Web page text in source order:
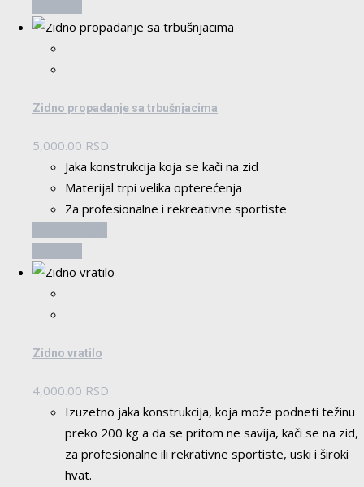
Zidno propadanje sa trbušnjacima
5,000.00 RSD
Jaka konstrukcija koja se kači na zid
Materijal trpi velika opterećenja
Za profesionalne i rekreativne sportiste
Zidno vratilo
4,000.00 RSD
Izuzetno jaka konstrukcija, koja može podneti težinu
preko 200 kg a da se pritom ne savija, kači se na zid,
za profesionalne ili rekrativne sportiste, uski i široki
hvat.